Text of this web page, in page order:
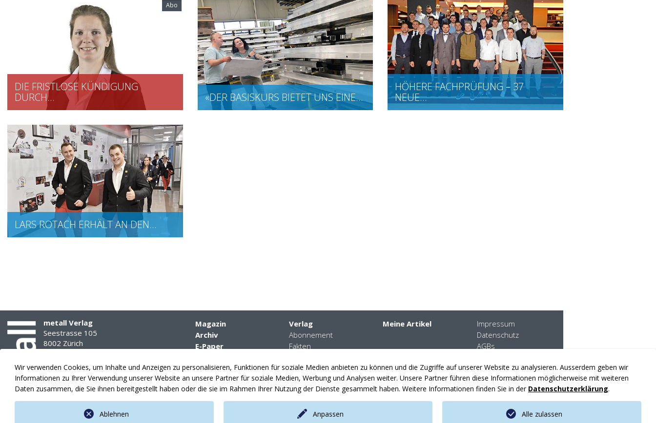
Abo
DIE FRISTLOSE KÜNDIGUNG
DURCH…
«DER BASISKURS BIETET UNS EINE…
HÖHERE FACHPRÜFUNG – 37
NEUE…
LARS ROTACH ERHÄLT AN DEN…
metall Verlag
Seestrasse 105
8002 Zürich
info(at)amsuisse.ch
Magazin
Archiv
E-Paper
Themenplanung
Anzeigen
Verlag
Abonnement
Fakten
News
Meine Artikel
Impressum
Datenschutz
AGBs
Wir verwenden Cookies, um Inhalte und Anzeigen zu personalisieren, Funktionen für soziale Medien anbieten zu können und die Zugriffe auf unserer Website zu analysieren. Ausserdem geben wir
Informationen zu Ihrer Verwendung unserer Website an unsere Partner für soziale Medien, Werbung und Analysen weiter. Unsere Partner führen diese Informationen möglicherweise mit weiteren
Daten zusammen, die Sie ihnen bereitgestellt haben oder die sie im Rahmen Ihrer Nutzung der Dienste gesammelt haben. Weitere Informationen finden Sie in der Datenschutzerklärung.
Anpassen
Ablehnen Alle zulassen